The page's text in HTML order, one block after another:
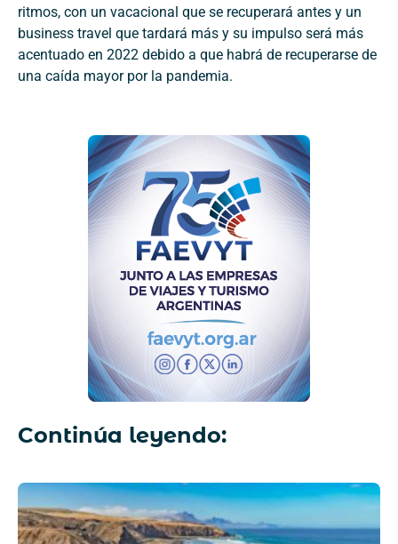
ritmos, con un vacacional que se recuperará antes y un
business travel que tardará más y su impulso será más
acentuado en 2022 debido a que habrá de recuperarse de
una caída mayor por la pandemia.
Continúa leyendo: